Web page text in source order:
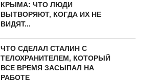
КРЫМА: ЧТО ЛЮДИ
ВЫТВОРЯЮТ, КОГДА ИХ НЕ
ВИДЯТ...
ЧТО СДЕЛАЛ СТАЛИН С
ТЕЛОХРАНИТЕЛЕМ, КОТОРЫЙ
ВСЕ ВРЕМЯ ЗАСЫПАЛ НА
РАБОТЕ